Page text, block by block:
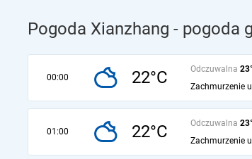
Pogoda Xianzhang - pogoda
00:00 22°C Odczuwalna
Zachmurzenie
01:00 22°C Odczuwalna
Zachmurzenie